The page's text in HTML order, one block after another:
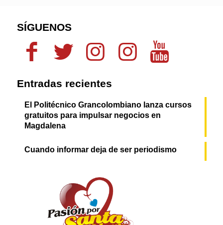
SÍGUENOS
Entradas recientes
El Politécnico Grancolombiano lanza cursos
gratuitos para impulsar negocios en
Magdalena
Cuando informar deja de ser periodismo